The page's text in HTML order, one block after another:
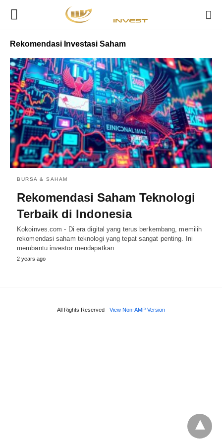
Rekomendasi Investasi Saham
BURSA & SAHAM
Rekomendasi Saham Teknologi
Terbaik di Indonesia
Kokoinves.com - Di era digital yang terus berkembang, memilih
rekomendasi saham teknologi yang tepat sangat penting. Ini
membantu investor mendapatkan…
2 years ago
All Rights Reserved View Non-AMP Version